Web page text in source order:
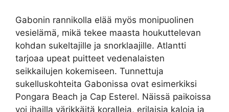
Gabonin rannikolla elää myös monipuolinen
vesielämä, mikä tekee maasta houkuttelevan
kohdan sukeltajille ja snorklaajille. Atlantti
tarjoaa upeat puitteet vedenalaisten
seikkailujen kokemiseen. Tunnettuja
sukelluskohteita Gabonissa ovat esimerkiksi
Pongara Beach ja Cap Esterel. Näissä paikoissa
voi ihailla värikkäitä koralleja, erilaisia kaloja ja